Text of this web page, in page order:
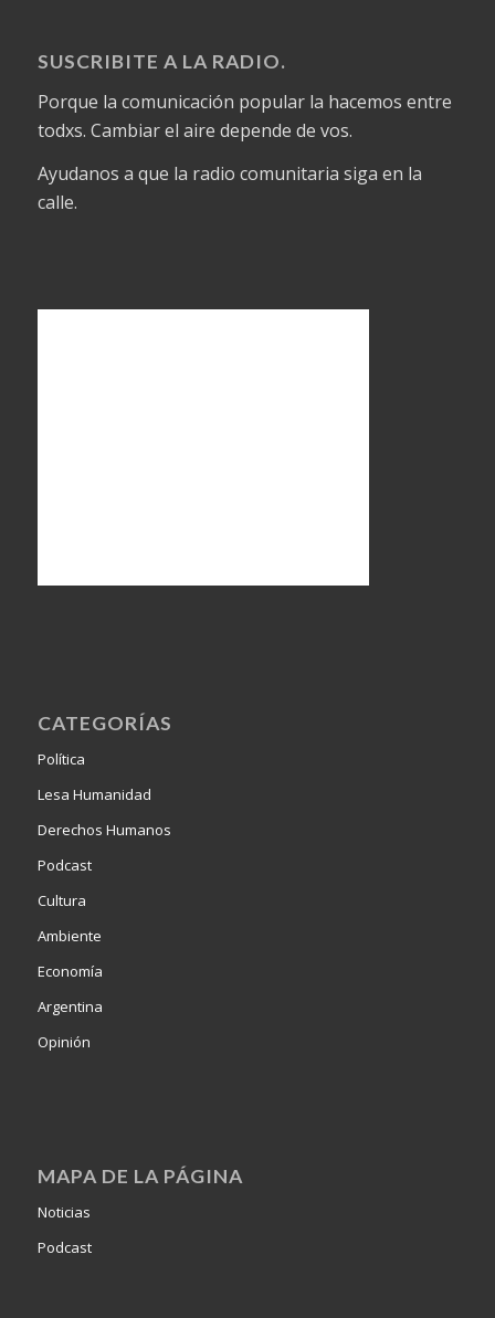
SUSCRIBITE A LA RADIO.
Porque la comunicación popular la hacemos entre
todxs. Cambiar el aire depende de vos.
Ayudanos a que la radio comunitaria siga en la
calle.
CATEGORÍAS
Política
Lesa Humanidad
Derechos Humanos
Podcast
Cultura
Ambiente
Economía
Argentina
Opinión
MAPA DE LA PÁGINA
Noticias
Podcast